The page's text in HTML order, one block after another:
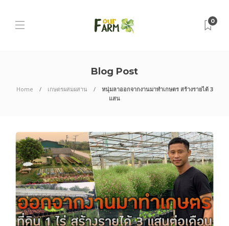
0
Blog Post
Home เกษตรผสมผสาน
หนุ่มลาออกจากงานมาทำเกษตร สร้างรายได้ 3
แสน